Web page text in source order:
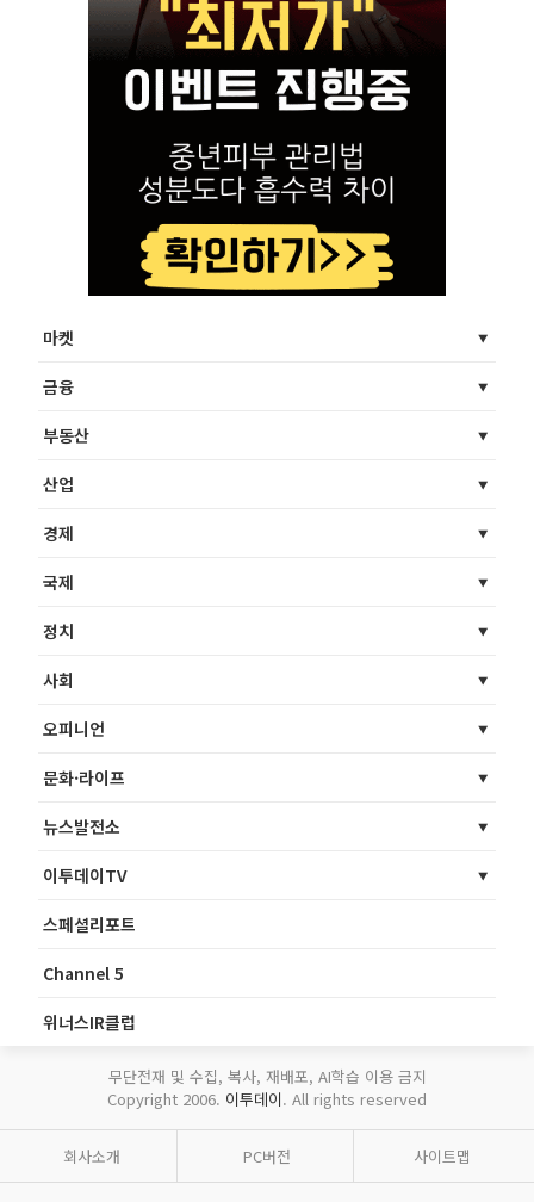
마켓
금융
부동산
산업
경제
국제
정치
사회
오피니언
문화·라이프
뉴스발전소
이투데이TV
스페셜리포트
Channel 5
위너스IR클럽
무단전재 및 수집, 복사, 재배포, AI학습 이용 금지
Copyright 2006. 이투데이. All rights reserved
회사소개 PC버전 사이트맵